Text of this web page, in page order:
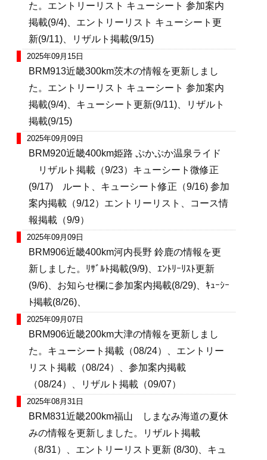
た。エントリーリスト キューシート 参加案内
掲載(9/4)、エントリーリスト キューシート更
新(9/11)、リザルト掲載(9/15)
2025年09月15日
BRM913近畿300km茨木の情報を更新しまし
た。エントリーリスト キューシート 参加案内
掲載(9/4)、キューシート更新(9/11)、リザルト
掲載(9/15)
2025年09月09日
BRM920近畿400km姫路 ぷかぷか温泉ライド
リザルト掲載（9/23）キューシート微修正
(9/17) ルート、キューシート修正（9/16) 参加
案内掲載（9/12）エントリーリスト、コース情
報掲載（9/9）
2025年09月09日
BRM906近畿400km河内長野 鈴鹿の情報を更
新しました。ﾘｻﾞﾙﾄ掲載(9/9)、ｴﾝﾄﾘｰﾘｽﾄ更新
(9/6)、お知らせ欄に参加案内掲載(8/29)、ｷｭｰｼｰ
ﾄ掲載(8/26)、
2025年09月07日
BRM906近畿200km大津の情報を更新しまし
た。キューシート掲載（08/24）、エントリー
リスト掲載（08/24）、参加案内掲載
（08/24）、リザルト掲載（09/07）
2025年08月31日
BRM831近畿200km福山 しまなみ海道の夏休
みの情報を更新しました。リザルト掲載
（8/31）、エントリーリスト更新 (8/30)、キュ